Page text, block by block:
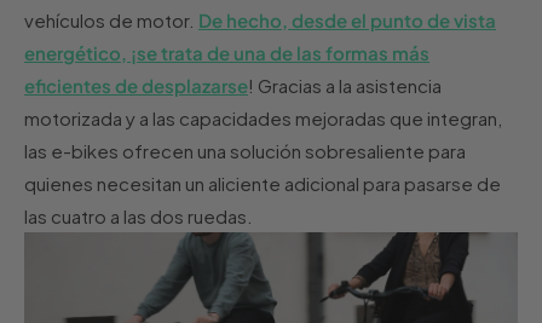
vehículos de motor. De hecho, desde el punto de vista
energético, ¡se trata de una de las formas más
eficientes de desplazarse! Gracias a la asistencia
motorizada y a las capacidades mejoradas que integran,
las e-bikes ofrecen una solución sobresaliente para
quienes necesitan un aliciente adicional para pasarse de
las cuatro a las dos ruedas.